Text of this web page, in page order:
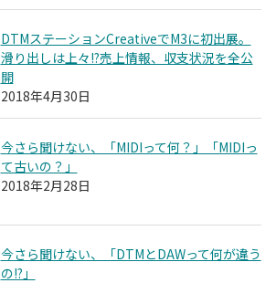
DTMステーションCreativeでM3に初出展。
滑り出しは上々!?売上情報、収支状況を全公
開
2018年4月30日
今さら聞けない、「MIDIって何？」「MIDIっ
て古いの？」
2018年2月28日
今さら聞けない、「DTMとDAWって何が違う
の!?」